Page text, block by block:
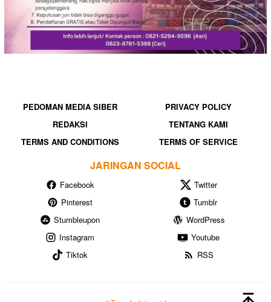
PEDOMAN MEDIA SIBER
PRIVACY POLICY
REDAKSI
TENTANG KAMI
TERMS AND CONDITIONS
TERMS OF SERVICE
JARINGAN SOCIAL
Facebook
Twitter
Pinterest
Tumblr
Stumbleupon
WordPress
Instagram
Youtube
Tiktok
RSS